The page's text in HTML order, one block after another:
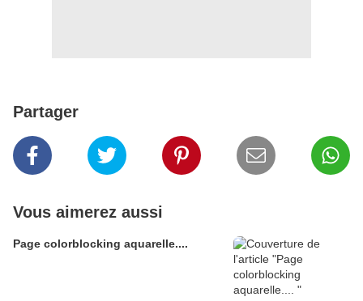
Partager
Vous aimerez aussi
Page colorblocking aquarelle....